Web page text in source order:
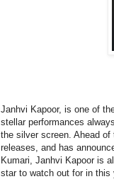
Janhvi Kapoor, is one of
stellar performances
the silver screen. Ahead
releases, and has
Kumari, Janhvi Kapoor is
star to watch out for in this